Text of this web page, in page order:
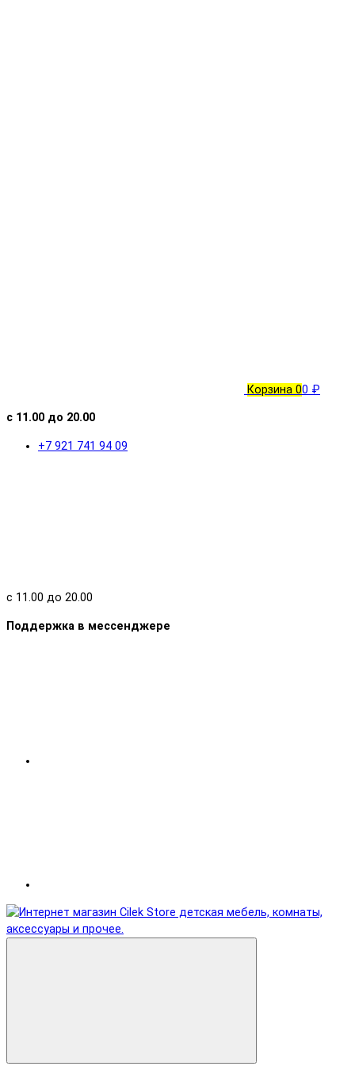
Корзина 00 ₽
с 11.00 до 20.00
+7 921 741 94 09
с 11.00 до 20.00
Поддержка в мессенджере